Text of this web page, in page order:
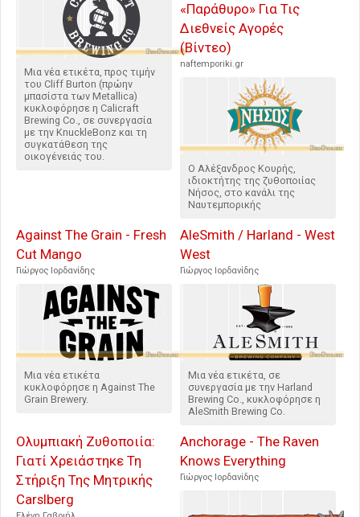
Μια νέα ετικέτα, προς τιμήν
του Cliff Burton (πρώην
μπασίστα των Metallica)
κυκλοφόρησε η Calicraft
Brewing Co., σε συνεργασία
με την KnuckleBonz και τη
συγκατάθεση της
οικογένειάς του.
«Παράθυρο» Για Τις
Διεθνείς Αγορές
(Βίντεο)
naftemporiki.gr
Ο Αλέξανδρος Κουρής,
ιδιοκτήτης της ζυθοποιίας
Νήσος, στο κανάλι της
Ναυτεμπορικής
Against The Grain - Fresh
Cut Mango
Γιώργος Ιορδανίδης
Μια νέα ετικέτα
κυκλοφόρησε η Against The
Grain Brewery.
AleSmith / Harland - West
West
Γιώργος Ιορδανίδης
Μια νέα ετικέτα, σε
συνεργασία με την Harland
Brewing Co., κυκλοφόρησε η
AleSmith Brewing Co.
Ολυμπιακή Ζυθοποιία:
Γιατί Χρειάστηκε Τη
Στήριξη Της Μητρικής
Carslberg
Anchorage - The Raven
Knows Everything
Γιώργος Ιορδανίδης